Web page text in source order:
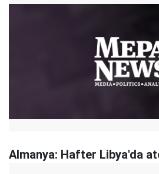
Almanya: Hafter Libya'da